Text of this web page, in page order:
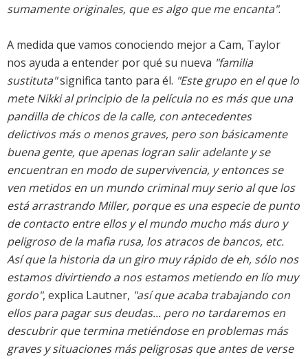
sumamente originales, que es algo que me encanta".
A medida que vamos conociendo mejor a Cam, Taylor
nos ayuda a entender por qué su nueva "familia
sustituta"significa tanto para él. "Este grupo en el que lo
mete Nikki al principio de la película no es más que una
pandilla de chicos de la calle, con antecedentes
delictivos más o menos graves, pero son básicamente
buena gente, que apenas logran salir adelante y se
encuentran en modo de supervivencia, y entonces se
ven metidos en un mundo criminal muy serio al que los
está arrastrando Miller, porque es una especie de punto
de contacto entre ellos y el mundo mucho más duro y
peligroso de la mafia rusa, los atracos de bancos, etc.
Así que la historia da un giro muy rápido de eh, sólo nos
estamos divirtiendo a nos estamos metiendo en lío muy
gordo", explica Lautner, "así que acaba trabajando con
ellos para pagar sus deudas... pero no tardaremos en
descubrir que termina metiéndose en problemas más
graves y situaciones más peligrosas que antes de verse